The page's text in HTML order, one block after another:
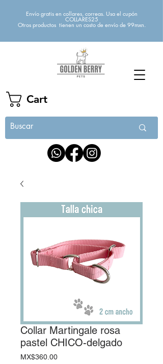
Cart
Envío gratis en collares, correas. Usa el cupón
COLLARES25
Otros productos tienen un costo de envío de 99mxn.
Collar Martingale rosa
pastel CHICO-delgado
MX$360.00Price